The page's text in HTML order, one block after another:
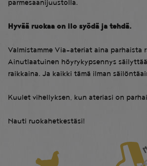
parmesaanijuustolla.
Hyvää ruokaa on ilo syödä ja tehdä.
Valmistamme Via-ateriat aina parhaista
Ainutlaatuinen höyrykypsennys
raikkaina. Ja kaikki tämä ilman
Kuulet vihellyksen, kun ateriasi on
Nauti ruokahetkestäsi!